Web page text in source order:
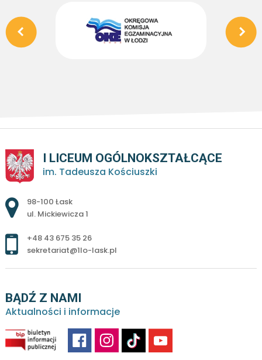
I LICEUM OGÓLNOKSZTAŁCĄCE
im. Tadeusza Kościuszki
Adres pocztowy:
98-100 Łask
ul. Mickiewicza 1
+48 43 675 35 26
sekretariat@1lo-lask.pl
BĄDŹ Z NAMI
Aktualności i informacje